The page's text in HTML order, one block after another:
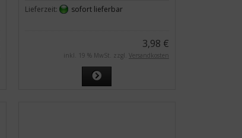
Lieferzeit:
sofort lieferbar
3,98 €
inkl. 19 % MwSt. zzgl. Versandkosten